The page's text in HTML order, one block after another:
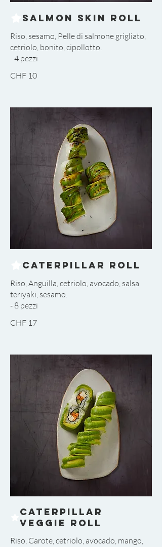
Salmon Skin Roll
Riso, sesamo, Pelle di salmone grigliato,
cetriolo, bonito, cipollotto.
CHF 10
Caterpillar Roll
Riso, Anguilla, cetriolo, avocado, salsa
teriyaki, sesamo.
CHF 17
Caterpillar
Veggie Roll
Riso, Carote, cetriolo, avocado, mango,